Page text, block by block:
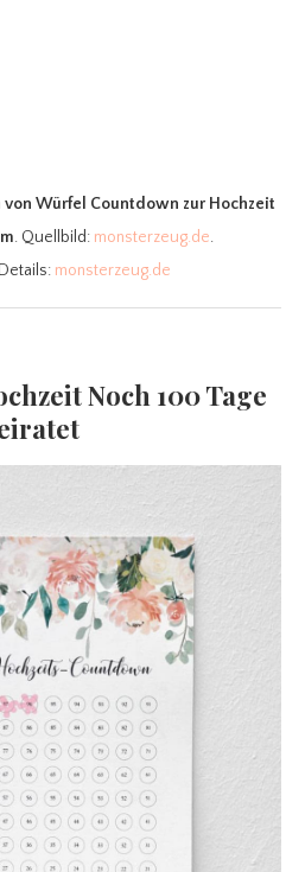
von Würfel Countdown zur Hochzeit
. Quellbild: monsterzeug.de.
monsterzeug.de
Noch 100 Tage